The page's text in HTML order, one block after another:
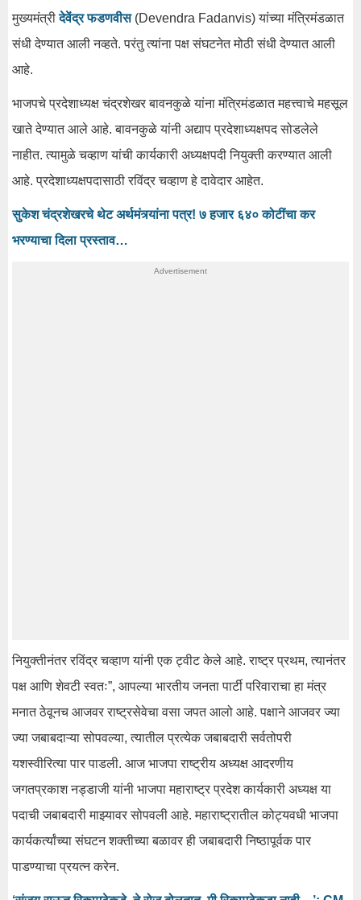
मुख्यमंत्रीदेवेंद्र फडणवीस (Devendra Fadanvis) यांच्या मंत्रिमंडळात
संधी देण्यात आली नव्हते. परंतु त्यांना पक्ष संघटनेत मोठी संधी देण्यात आली
आहे.
भाजपचे प्रदेशाध्यक्ष चंद्रशेखर बावनकुळे यांना मंत्रिमंडळात महत्त्वाचे महसूल
खाते देण्यात आले आहे. बावनकुळे यांनी अद्याप प्रदेशाध्यक्षपद सोडलेले
नाहीत. त्यामुळे चव्हाण यांची कार्यकारी अध्यक्षपदी नियुक्ती करण्यात आली
आहे. प्रदेशाध्यक्षपदासाठी रविंद्र चव्हाण हे दावेदार आहेत.
सुकेश चंद्रशेखरचे थेट अर्थमंत्र्यांना पत्र! ७ हजार ६४० कोटींचा कर
भरण्याचा दिला प्रस्ताव…
नियुक्तीनंतर रविंद्र चव्हाण यांनी एक ट्वीट केले आहे. राष्ट्र प्रथम, त्यानंतर
पक्ष आणि शेवटी स्वतः”, आपल्या भारतीय जनता पार्टी परिवाराचा हा मंत्र
मनात ठेवूनच आजवर राष्ट्रसेवेचा वसा जपत आलो आहे. पक्षाने आजवर ज्या
ज्या जबाबदाऱ्या सोपवल्या, त्यातील प्रत्येक जबाबदारी सर्वतोपरी
यशस्वीरित्या पार पाडली. आज भाजपा राष्ट्रीय अध्यक्ष आदरणीय
जगतप्रकाश नड्डाजी यांनी भाजपा महाराष्ट्र प्रदेश कार्यकारी अध्यक्ष या
पदाची जबाबदारी माझ्यावर सोपवली आहे. महाराष्ट्रातील कोट्यवधी भाजपा
कार्यकर्त्यांच्या संघटन शक्तीच्या बळावर ही जबाबदारी निष्ठापूर्वक पार
पाडण्याचा प्रयत्न करेन.